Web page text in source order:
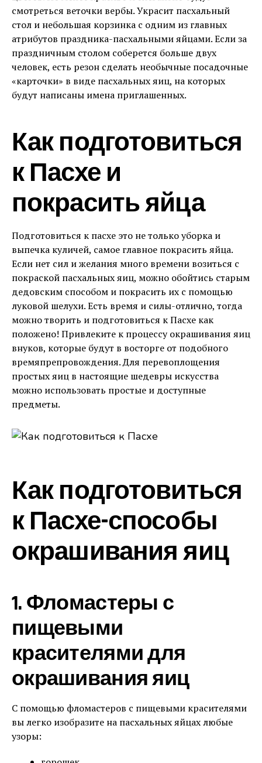
смотреться веточки вербы. Украсит пасхальный
стол и небольшая корзинка с одним из главных
атрибутов праздника-пасхальными яйцами. Если за
праздничным столом соберется больше двух
человек, есть резон сделать необычные посадочные
«карточки» в виде пасхальных яиц, на которых
будут написаны имена приглашенных.
Как подготовиться
к Пасхе и
покрасить яйца
Подготовиться к пасхе это не только уборка и
выпечка куличей, самое главное покрасить яйца.
Если нет сил и желания много времени возиться с
покраской пасхальных яиц, можно обойтись старым
дедовским способом и покрасить их с помощью
луковой шелухи. Есть время и силы-отлично, тогда
можно творить и подготовиться к Пасхе как
положено! Привлеките к процессу окрашивания яиц
внуков, которые будут в восторге от подобного
времяпрепровождения. Для перевоплощения
простых яиц в настоящие шедевры искусства
можно использовать простые и доступные
предметы.
Как подготовиться
к Пасхе-способы
окрашивания яиц
1. Фломастеры с
пищевыми
красителями для
окрашивания яиц
С помощью фломастеров с пищевыми красителями
вы легко изобразите на пасхальных яйцах любые
узоры: